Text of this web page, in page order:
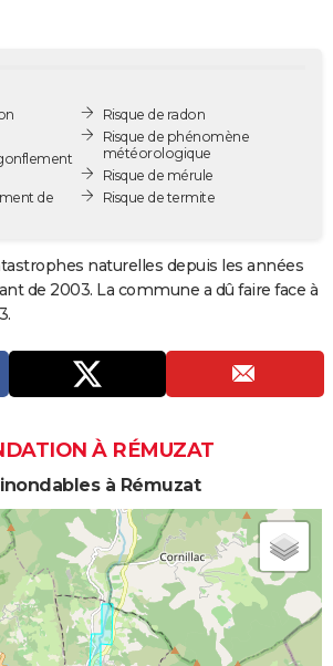
de
Risque de radon
Risque de phénomène
météorologique
Risque de mérule
Risque de termite
naturelles depuis les années
de 2003. La commune a dû faire face à
À RÉMUZAT
à Rémuzat